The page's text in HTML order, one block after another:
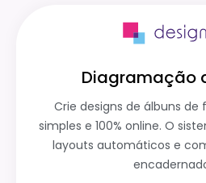
Diagramação
Crie designs de álbuns
simples e 100% online. O
layouts automáticos e